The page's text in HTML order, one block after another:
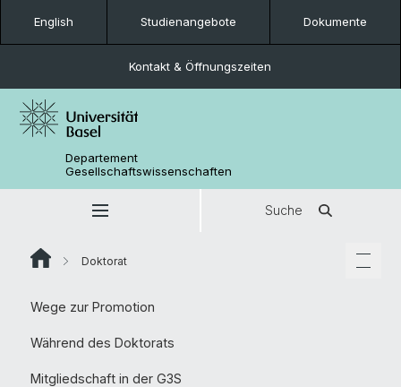
English Studienangebote Dokumente
Kontakt & Öffnungszeiten
Departement
Gesellschaftswissenschaften
Suche
Doktorat
Wege zur Promotion
Während des Doktorats
Mitgliedschaft in der G3S